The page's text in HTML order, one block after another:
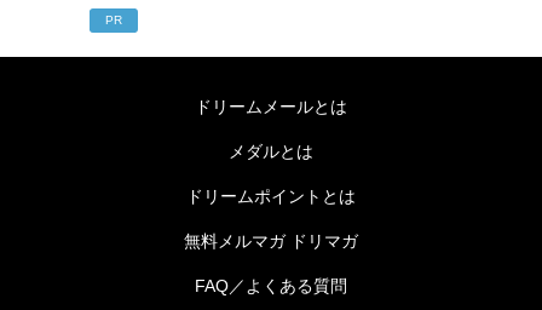
PR
ドリームメールとは
メダルとは
ドリームポイントとは
無料メルマガ ドリマガ
FAQ／よくある質問